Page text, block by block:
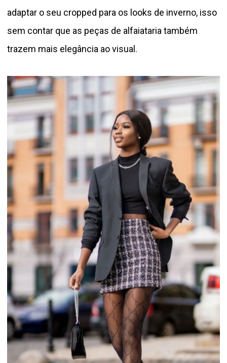
adaptar o seu cropped para os looks de inverno, isso
sem contar que as peças de alfaiataria também
trazem mais elegância ao visual.